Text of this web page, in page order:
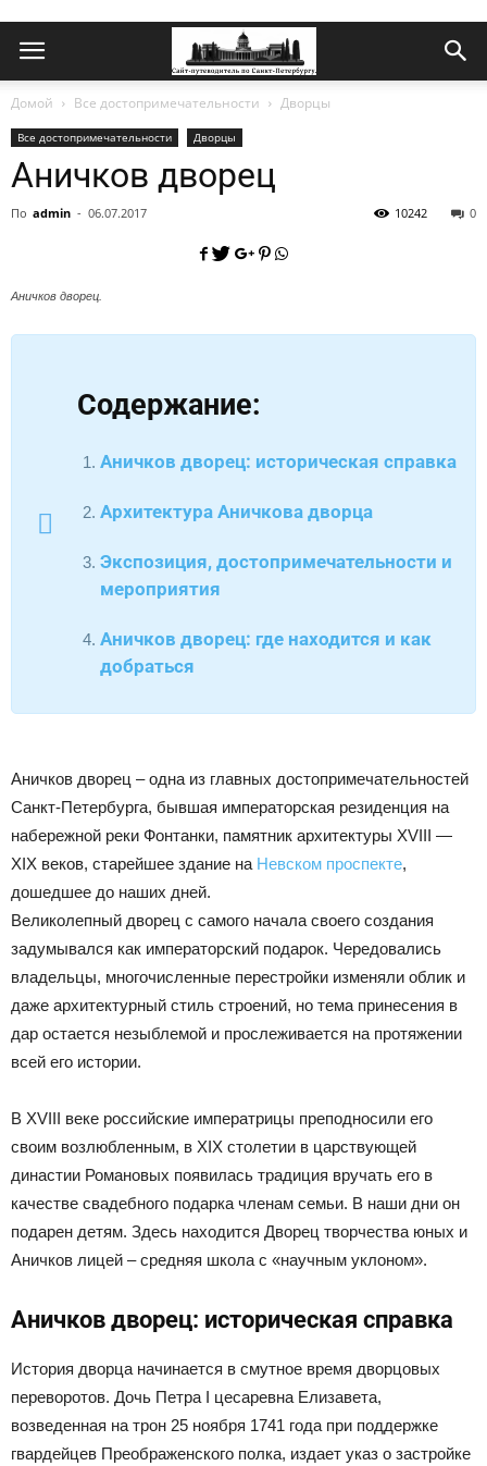
Домой Все достопримечательности Дворцы
Все достопримечательности Дворцы
Аничков дворец
По admin - 06.07.2017 0
10242
Аничков дворец.
Содержание:
Аничков дворец: историческая справка
Архитектура Аничкова дворца
Экспозиция, достопримечательности и
мероприятия
Аничков дворец: где находится и как
добраться
Аничков дворец – одна из главных достопримечательностей
Санкт-Петербурга, бывшая императорская резиденция на
набережной реки Фонтанки, памятник архитектуры XVIII —
XIX веков, старейшее здание на Невском проспекте,
дошедшее до наших дней.
Великолепный дворец с самого начала своего создания
задумывался как императорский подарок. Чередовались
владельцы, многочисленные перестройки изменяли облик и
даже архитектурный стиль строений, но тема принесения в
дар остается незыблемой и прослеживается на протяжении
всей его истории.
В XVIII веке российские императрицы преподносили его
своим возлюбленным, в XIX столетии в царствующей
династии Романовых появилась традиция вручать его в
качестве свадебного подарка членам семьи. В наши дни он
подарен детям. Здесь находится Дворец творчества юных и
Аничков лицей – средняя школа с «научным уклоном».
Аничков дворец: историческая справка
История дворца начинается в смутное время дворцовых
переворотов. Дочь Петра I цесаревна Елизавета,
возведенная на трон 25 ноября 1741 года при поддержке
гвардейцев Преображенского полка, издает указ о застройке